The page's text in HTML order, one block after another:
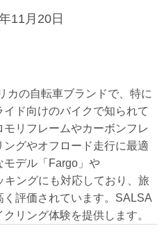
11月20日
カの自転車ブランドで、特に
ド向けのバイクで知られて
リフレームやカーボンフレ
グやオフロード走行に最適
モデル「Fargo」や
キングにも対応しており、旅
評価されています。SALSA
リング体験を提供します。